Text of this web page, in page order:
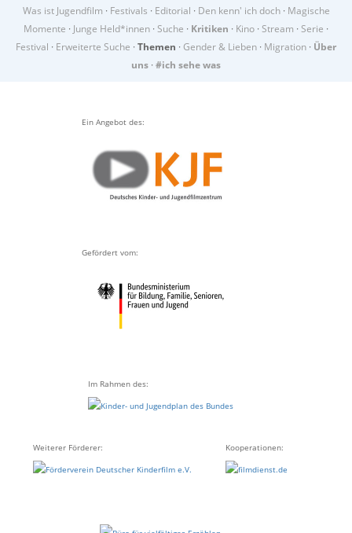
Was ist Jugendfilm · Festivals · Editorial · Den kenn' ich doch· Magische
Momente · Junge Held*innen · Suche · Kritiken · Kino · Stream · Serie ·
Festival · Erweiterte Suche · Themen · Gender & Lieben · Migration · Über
uns · #ich sehe was
Ein Angebot des:
Gefördert vom:
Im Rahmen des:
Weiterer Förderer: Kooperationen: